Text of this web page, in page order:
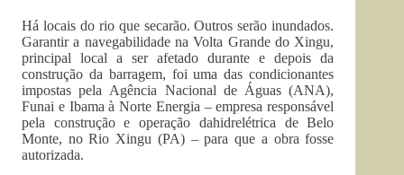
Há locais do rio que secarão. Outros serão inundados.
Garantir a navegabilidade na Volta Grande do Xingu,
principal local a ser afetado durante e depois da
construção da barragem, foi uma das condicionantes
impostas pela Agência Nacional de Águas (ANA),
Funai e Ibama à Norte Energia – empresa responsável
pela construção e operação dahidrelétrica de Belo
Monte, no Rio Xingu (PA) – para que a obra fosse
autorizada.